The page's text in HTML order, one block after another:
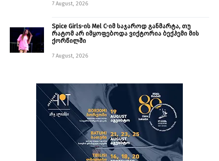
7 August, 2026
Spice Girls-ის Mel C-იმ საჯაროდ განმარტა, თუ
რატომ არ იმყოფებოდა ვიქტორია ბექჰემი მის
ქორწილში
7 August, 2026